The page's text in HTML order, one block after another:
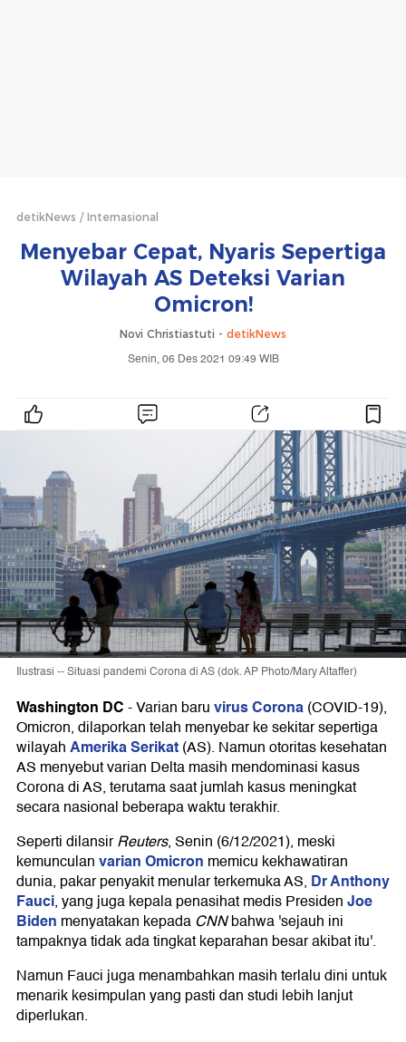
detikNews Internasional
Menyebar Cepat, Nyaris Sepertiga
Wilayah AS Deteksi Varian
Omicron!
Novi Christiastuti - detikNews
Senin, 06 Des 2021 09:49 WIB
Ilustrasi -- Situasi pandemi Corona di AS (dok. AP Photo/Mary Altaffer)
Washington DC-Varian baruvirus Corona(COVID-19),
Omicron, dilaporkan telah menyebar ke sekitar sepertiga
wilayahAmerika Serikat(AS). Namun otoritas kesehatan
AS menyebut varian Delta masih mendominasi kasus
Corona di AS, terutama saat jumlah kasus meningkat
secara nasional beberapa waktu terakhir.
Seperti dilansirReuters, Senin (6/12/2021), meski
kemunculanvarian Omicron memicu kekhawatiran
dunia, pakar penyakit menular terkemuka AS, Dr Anthony
Fauci, yang juga kepala penasihat medis PresidenJoe
Biden menyatakan kepadaCNNbahwa 'sejauh ini
tampaknya tidak ada tingkat keparahan besar akibat itu'.
Namun Fauci juga menambahkan masih terlalu dini untuk
menarik kesimpulan yang pasti dan studi lebih lanjut
diperlukan.